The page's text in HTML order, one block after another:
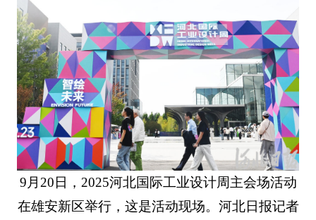
9月20日，2025河北国际工业设计周主会场活动
在雄安新区举行，这是活动现场。河北日报记者